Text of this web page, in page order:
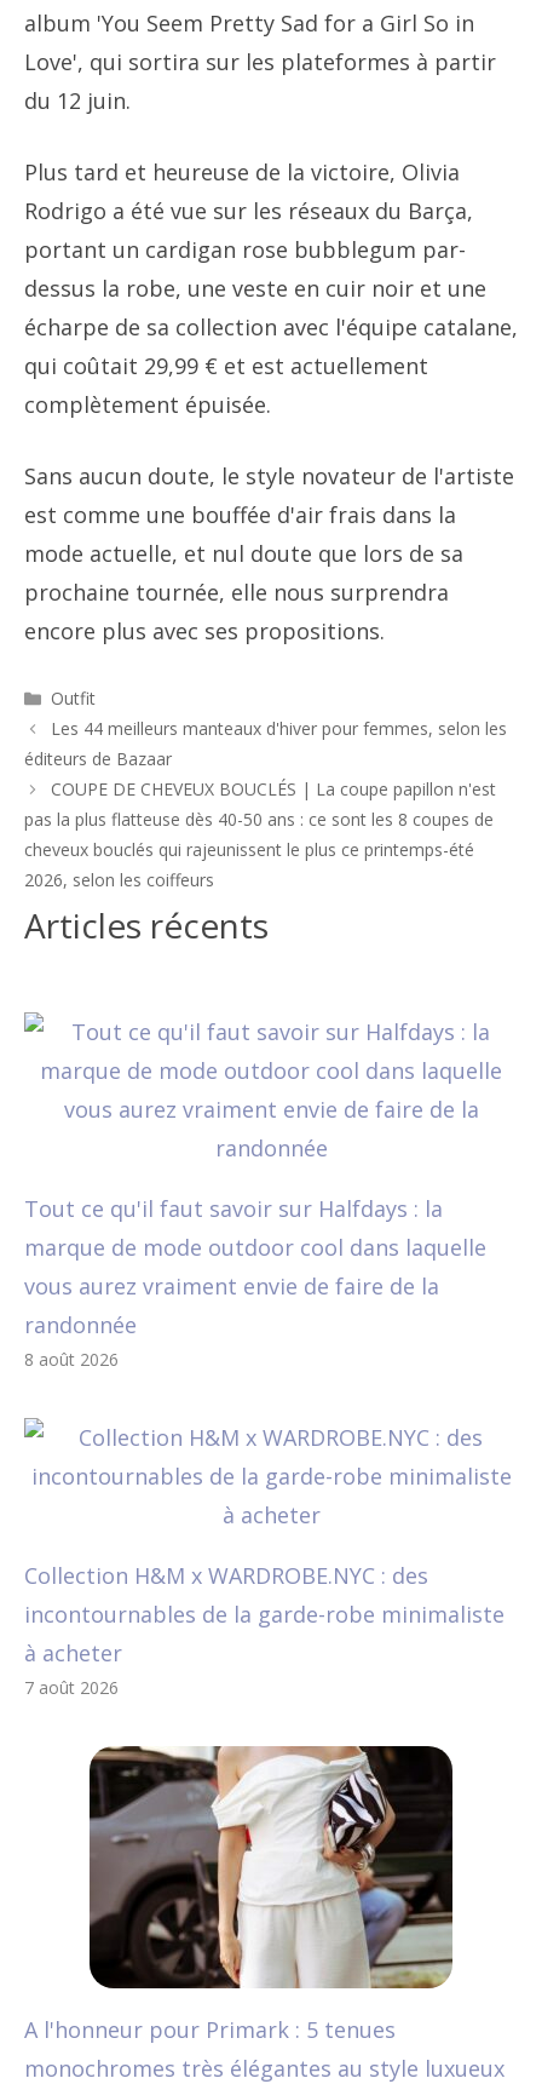
album 'You Seem Pretty Sad for a Girl So in
Love', qui sortira sur les plateformes à partir
du 12 juin.
Plus tard et heureuse de la victoire, Olivia
Rodrigo a été vue sur les réseaux du Barça,
portant un cardigan rose bubblegum par-
dessus la robe, une veste en cuir noir et une
écharpe de sa collection avec l'équipe catalane,
qui coûtait 29,99 € et est actuellement
complètement épuisée.
Sans aucun doute, le style novateur de l'artiste
est comme une bouffée d'air frais dans la
mode actuelle, et nul doute que lors de sa
prochaine tournée, elle nous surprendra
encore plus avec ses propositions.
Catégories
Outfit
Navigation
des
Les 44 meilleurs manteaux d'hiver pour femmes, selon les
éditeurs de Bazaar
COUPE DE CHEVEUX BOUCLÉS | La coupe papillon n'est
pas la plus flatteuse dès 40-50 ans : ce sont les 8 coupes de
cheveux bouclés qui rajeunissent le plus ce printemps-été
2026, selon les coiffeurs
Articles récents
Tout ce qu'il faut savoir sur Halfdays : la
marque de mode outdoor cool dans laquelle
vous aurez vraiment envie de faire de la
randonnée
8 août 2026
Collection H&M x WARDROBE.NYC : des
incontournables de la garde-robe minimaliste
à acheter
7 août 2026
A l'honneur pour Primark : 5 tenues
monochromes très élégantes au style luxueux